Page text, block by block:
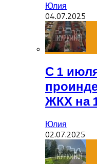
Юлия
04.07.2025
С 1
ЖКХ на
Юлия
02.07.2025